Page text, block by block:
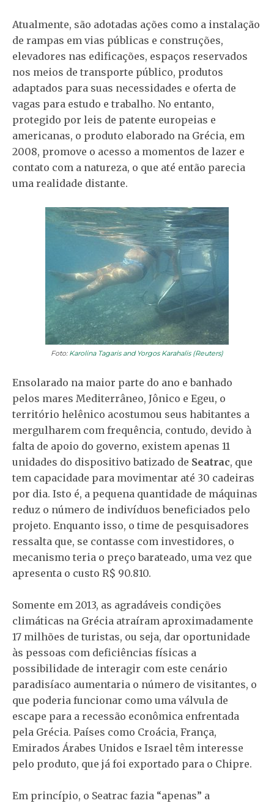
Atualmente, são adotadas ações como a instalação
de rampas em vias públicas e construções,
elevadores nas edificações, espaços reservados
nos meios de transporte público, produtos
adaptados para suas necessidades e oferta de
vagas para estudo e trabalho. No entanto,
protegido por leis de patente europeias e
americanas, o produto elaborado na Grécia, em
2008, promove o acesso a momentos de lazer e
contato com a natureza, o que até então parecia
uma realidade distante.
Foto: Karolina Tagaris and Yorgos Karahalis (Reuters)
Ensolarado na maior parte do ano e banhado
pelos mares Mediterrâneo, Jônico e Egeu, o
território helênico acostumou seus habitantes a
mergulharem com frequência, contudo, devido à
falta de apoio do governo, existem apenas 11
unidades do dispositivo batizado de Seatrac, que
tem capacidade para movimentar até 30 cadeiras
por dia. Isto é, a pequena quantidade de máquinas
reduz o número de indivíduos beneficiados pelo
projeto. Enquanto isso, o time de pesquisadores
ressalta que, se contasse com investidores, o
mecanismo teria o preço barateado, uma vez que
apresenta o custo R$ 90.810.
Somente em 2013, as agradáveis condições
climáticas na Grécia atraíram aproximadamente
17 milhões de turistas, ou seja, dar oportunidade
às pessoas com deficiências físicas a
possibilidade de interagir com este cenário
paradisíaco aumentaria o número de visitantes, o
que poderia funcionar como uma válvula de
escape para a recessão econômica enfrentada
pela Grécia. Países como Croácia, França,
Emirados Árabes Unidos e Israel têm interesse
pelo produto, que já foi exportado para o Chipre.
Em princípio, o Seatrac fazia “apenas” a